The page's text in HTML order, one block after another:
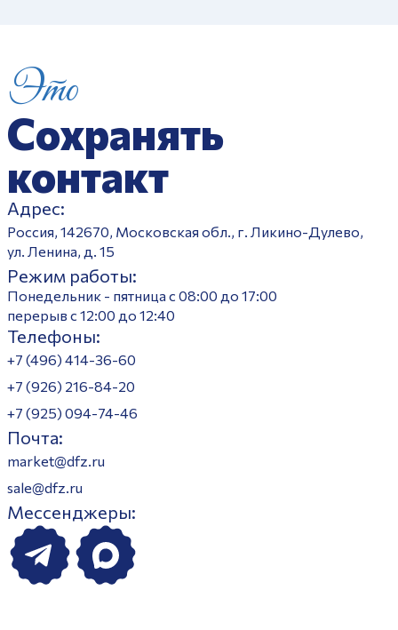
Это
Сохранять
контакт
Адрес:
Россия, 142670, Московская обл., г. Ликино-Дулево,
ул. Ленина, д. 15
Режим работы:
Понедельник - пятница с 08:00 до 17:00
перерыв с 12:00 до 12:40
Телефоны:
+7 (496) 414-36-60
+7 (926) 216-84-20
+7 (925) 094-74-46
Почта:
market@dfz.ru
sale@dfz.ru
Мессенджеры: